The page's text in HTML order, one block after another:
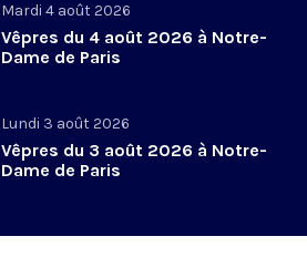
Mardi 4 août 2026
Vêpres du 4 août 2026 à Notre-
Dame de Paris
Lundi 3 août 2026
Vêpres du 3 août 2026 à Notre-
Dame de Paris